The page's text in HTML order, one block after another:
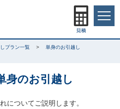
プラン一覧
単身のお引越し
身のお引越し
についてご説明します。